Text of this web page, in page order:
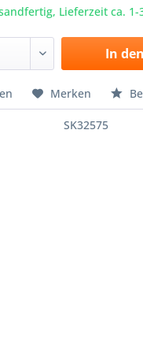
Lieferzeit ca. 1-
In den
Merken
SK32575